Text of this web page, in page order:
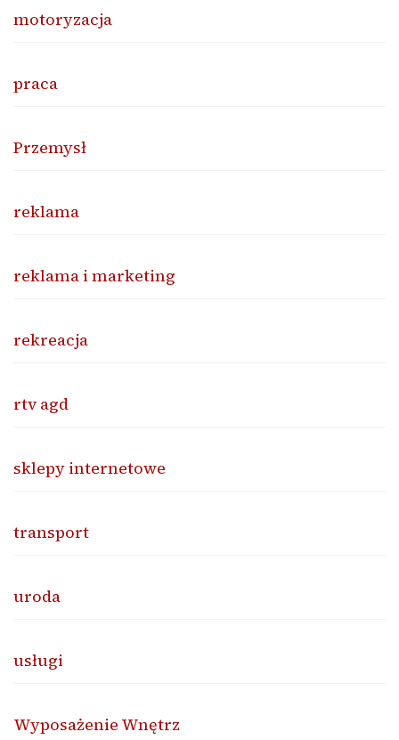
motoryzacja
praca
Przemysł
reklama
reklama i marketing
rekreacja
rtv agd
sklepy internetowe
transport
uroda
usługi
Wyposażenie Wnętrz